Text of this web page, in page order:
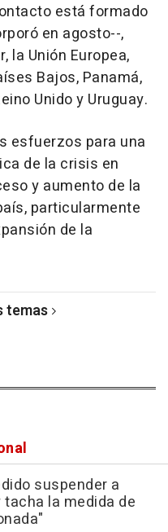
está formado
en agosto--,
la Unión Europea,
Bajos, Panamá,
Unido y Uruguay.
esfuerzos para una
de la crisis en
y aumento de la
particularmente
de la
temas
suspender a
tacha la medida de